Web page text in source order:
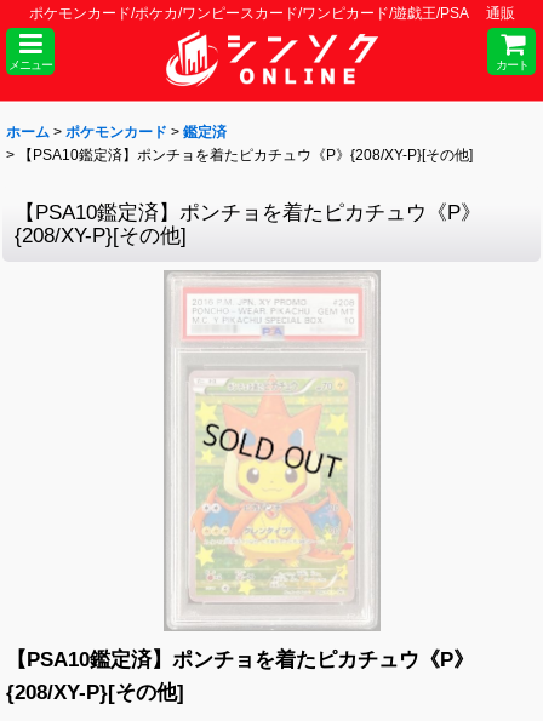
ポケモンカード/ポケカ/ワンピースカード/ワンピカード/遊戯王/PSA 通販
メニュー カート
ホーム > ポケモンカード > 鑑定済
>
【PSA10鑑定済】ポンチョを着たピカチュウ《P》{208/XY-P}[その他]
【PSA10鑑定済】ポンチョを着たピカチュウ《P》
{208/XY-P}[その他]
【PSA10鑑定済】ポンチョを着たピカチュウ《P》
{208/XY-P}[その他]